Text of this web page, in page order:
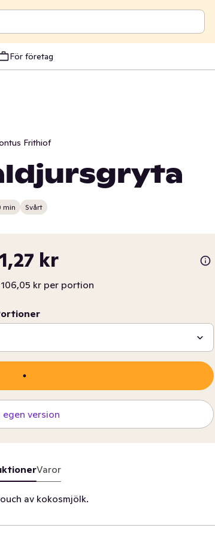
För företag
Frithiof
min Svårt
kr
106,05 kr per portion
egen version
Varor
av kokosmjölk.